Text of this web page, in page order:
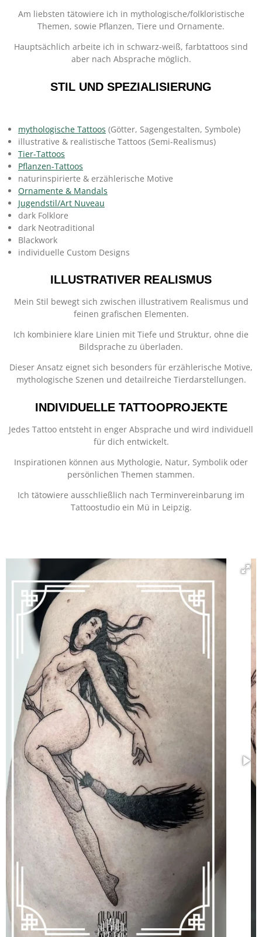
Am liebsten tätowiere ich in mythologische/folkloristische
Themen, sowie Pflanzen, Tiere und Ornamente.
Hauptsächlich arbeite ich in schwarz-weiß, farbtattoos sind
aber nach Absprache möglich.
STIL UND SPEZIALISIERUNG
mythologische Tattoos (Götter, Sagengestalten, Symbole)
illustrative & realistische Tattoos (Semi-Realismus)
Tier-Tattoos
Pflanzen-Tattoos
naturinspirierte & erzählerische Motive
Ornamente & Mandals
Jugendstil/Art Nuveau
dark Folklore
dark Neotraditional
Blackwork
individuelle Custom Designs
ILLUSTRATIVER REALISMUS
Mein Stil bewegt sich zwischen illustrativem Realismus und
feinen grafischen Elementen.
Ich kombiniere klare Linien mit Tiefe und Struktur, ohne die
Bildsprache zu überladen.
Dieser Ansatz eignet sich besonders für erzählerische Motive,
mythologische Szenen und detailreiche Tierdarstellungen.
INDIVIDUELLE TATTOOPROJEKTE
Jedes Tattoo entsteht in enger Absprache und wird individuell
für dich entwickelt.
Inspirationen können aus Mythologie, Natur, Symbolik oder
persönlichen Themen stammen.
Ich tätowiere ausschließlich nach Terminvereinbarung im
Tattoostudio ein Mü in Leipzig.